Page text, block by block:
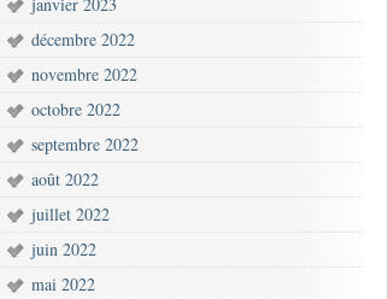
décembre 2022
novembre 2022
octobre 2022
septembre 2022
août 2022
juillet 2022
juin 2022
mai 2022